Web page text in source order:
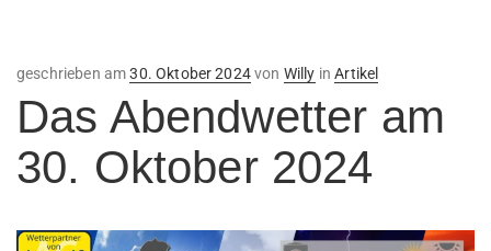
geschrieben amVeröffentlicht
am
30. Oktober 2024von Willy inArtikel
Das Abendwetter am
30. Oktober 2024